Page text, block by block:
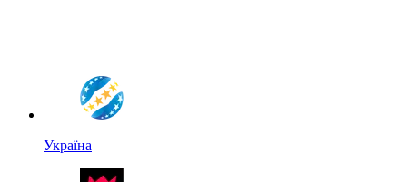
Україна